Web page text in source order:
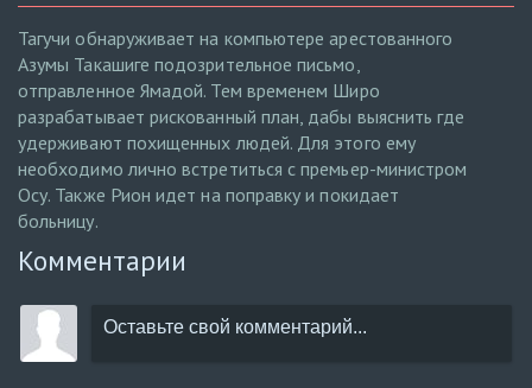
Тагучи обнаруживает на компьютере арестованного
Азумы Такашиге подозрительное письмо,
отправленное Ямадой. Тем временем Широ
разрабатывает рискованный план, дабы выяснить где
удерживают похищенных людей. Для этого ему
необходимо лично встретиться с премьер-министром
Осу. Также Рион идет на поправку и покидает
больницу.
Комментарии